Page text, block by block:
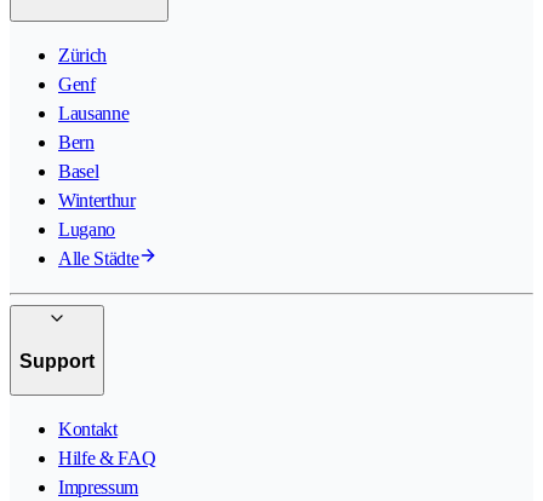
Zürich
Genf
Lausanne
Bern
Basel
Winterthur
Lugano
Alle Städte
Support
Kontakt
Hilfe & FAQ
Impressum